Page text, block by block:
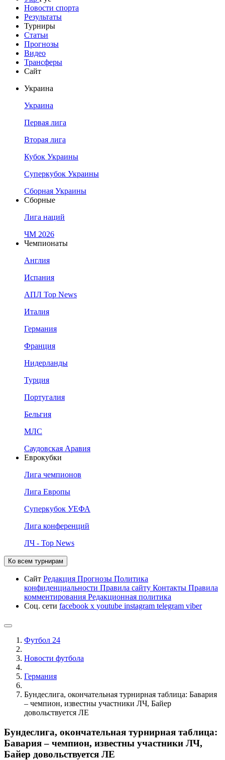
Новости спорта
Результаты
Турниры
Статьи
Прогнозы
Видео
Трансферы
Сайт
Украина
Украина
Первая лига
Вторая лига
Кубок Украины
Суперкубок Украины
Сборная Украины
Сборные
Лига наций
ЧМ 2026
Чемпионаты
Англия
Испания
АПЛ Top News
Италия
Германия
Франция
Нидерланды
Турция
Португалия
Бельгия
МЛС
Саудовская Аравия
Еврокубки
Лига чемпионов
Лига Европы
Суперкубок УЕФА
Лига конференций
ЛЧ - Top News
Ко всем турнирам
Сайт Редакция Прогнозы Политика
конфиденциальности Правила сайту Контакты Правила
комментирования Редакционная политика
Соц. сети facebook x youtube instagram telegram viber
Футбол 24
Новости футбола
Германия
Бундеслига, окончательная турнирная таблица: Бавария
– чемпион, известны участники ЛЧ, Байер
довольствуется ЛЕ
Бундеслига, окончательная турнирная таблица:
Бавария – чемпион, известны участники ЛЧ,
Байер довольствуется ЛЕ